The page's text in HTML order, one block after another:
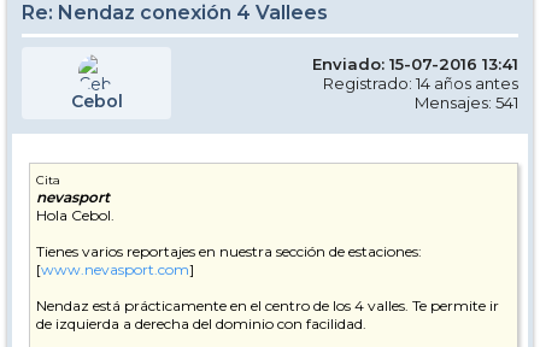
Re: Nendaz conexión 4 Vallees
Cebol
Enviado: 15-07-2016 13:41
Registrado: 14 años antes
Mensajes: 541
Cita
nevasport
Hola Cebol.
Tienes varios reportajes en nuestra sección de estaciones:
[www.nevasport.com]
Nendaz está prácticamente en el centro de los 4 valles. Te permite ir
de izquierda a derecha del dominio con facilidad.